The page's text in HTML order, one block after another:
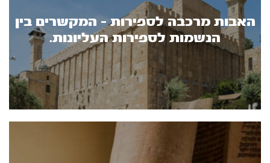
האבות מרכבה לספירות - המקשרים בין
הנשמות לספירות העליונות.